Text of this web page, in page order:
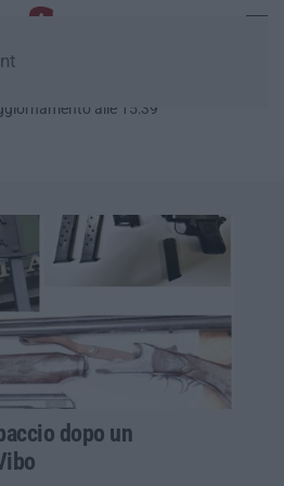
alle 15:39
dopo un